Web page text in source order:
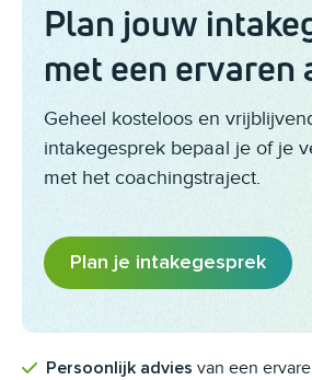
Plan jouw
met een ervaren
Geheel kosteloos en
intakegesprek bepaal je of je
met het coachingstraject.
Plan je intakegesprek
Persoonlijk advies van een